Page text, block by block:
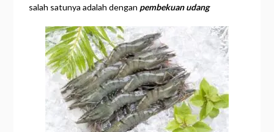
salah satunya adalah dengan pembekuan udang